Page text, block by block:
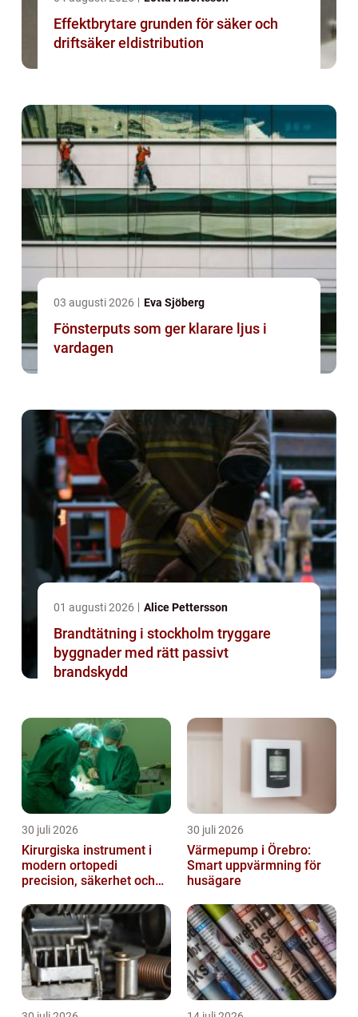
Effektbrytare grunden för säker och
driftsäker eldistribution
03 augusti 2026 Eva Sjöberg
Fönsterputs som ger klarare ljus i
vardagen
01 augusti 2026 Alice Pettersson
Brandtätning i stockholm tryggare
byggnader med rätt passivt
brandskydd
30 juli 2026
Kirurgiska instrument i
modern ortopedi
precision, säkerhet och
30 juli 2026
Värmepump i Örebro:
Smart uppvärmning för
husägare